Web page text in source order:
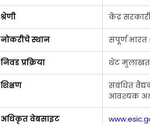
श्रेणी केंद्र
नोकरीचे स्थान संपूर्ण
निवड प्रक्रिया थेट मुलाखत
शिक्षण
संबंधित
आवश्यक
अधिकृत वेबसाइट